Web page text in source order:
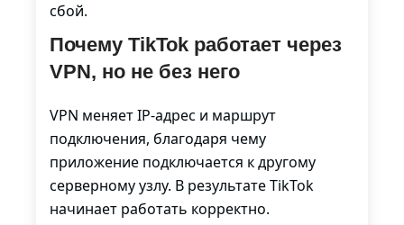
сбой.
Почему TikTok работает через
VPN, но не без него
VPN меняет IP-адрес и маршрут
подключения, благодаря чему
приложение подключается к другому
серверному узлу. В результате TikTok
начинает работать корректно.